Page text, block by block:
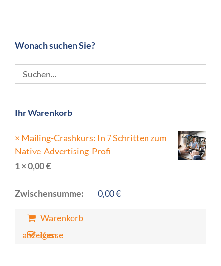
Wonach suchen Sie?
Ihr Warenkorb
× Mailing-Crashkurs: In 7 Schritten zum
Native-Advertising-Profi
1 ×0,00€
Zwischensumme: 0,00€
Warenkorb
anzeigen
Kasse